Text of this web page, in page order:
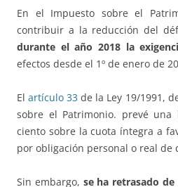
En el Impuesto sobre el
contribuir a la reducción del
durante el año 2018 la
efectos desde el 1º de enero de
Elartículo 33 de la Ley 19/1991,
sobre el Patrimonio. prevé una
ciento sobre la cuota íntegra a
por obligación personal o real de
Sin embargo, se ha retrasado